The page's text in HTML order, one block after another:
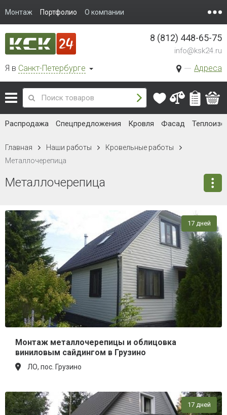
Монтаж Портфолио О компании
Я в Санкт-Петербурге Адреса
8 (812) 448-65-75
info@ksk24.ru
Распродажа Спецпредложения Кровля Фасад
Главная Наши работы
Кровельные работы
Металлочерепица
Металлочерепица
17 дней
Монтаж металлочерепицы и облицовка
виниловым сайдингом в Грузино
ЛО, пос. Грузино
17 дней